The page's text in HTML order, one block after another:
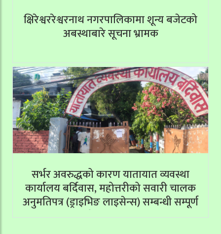
क्षिरेश्वररेश्वरनाथ नगरपालिकामा शून्य बजेटको
अबस्थाबारे सूचना भ्रामक
सर्भर अवरुद्धको कारण यातायात व्यवस्था
कार्यालय बर्दिवास, महोत्तरीको सवारी चालक
अनुमतिपत्र (ड्राइभिङ लाइसेन्स) सम्बन्धी सम्पूर्ण
सेवाहरू बन्द